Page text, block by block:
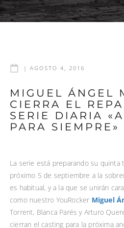
| AGOSTO 4, 2016
MIGUEL ÁNGEL
CIERRA EL
SERIE DIARIA
PARA SIEMPRE»
La serie está preparando su quinta
próximo 5 de septiembre a la
es habitual, y a la que se unirán
como nuestro YouRocker Miguel
Torrent, Blanca Parés y Arturo
cierran el casting para la próxima